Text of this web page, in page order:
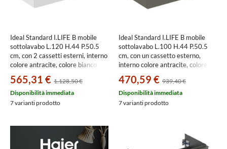
Ideal Standard I.LIFE B mobile
sottolavabo L.120 H.44 P.50.5
cm, con 2 cassetti esterni, interno
colore antracite, colore bianco
565,31 € 1.128,50 €
Disponibilità immediata
7 varianti prodotto
Ideal Standard I.LIFE B mobile
sottolavabo L.100 H.44 P.50.5
cm, con un cassetto esterno,
interno colore antracite, colore
T5275NG
470,59 € 939,40 €
Disponibilità immediata
7 varianti prodotto